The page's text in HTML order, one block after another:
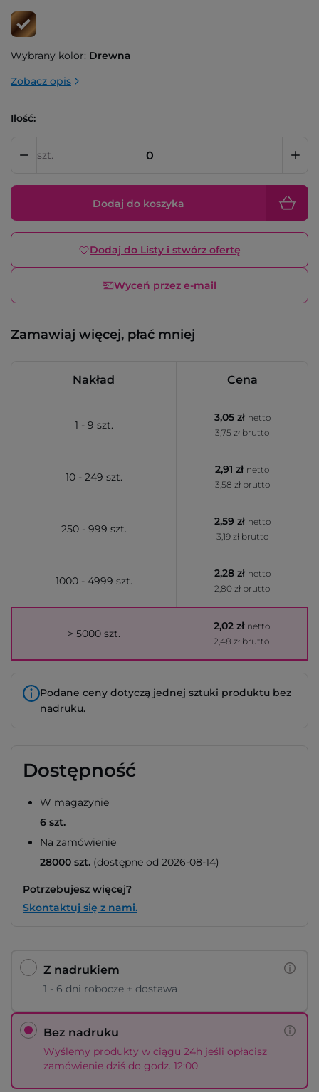
Wybrany kolor: Drewna
Zobacz opis
Ilość:
szt.
Dodaj do koszyka
Dodaj do Listy i stwórz ofertę
Wyceń przez e-mail
Zamawiaj więcej, płać mniej
Nakład Cena
1 - 9 szt.
3,05 zł netto
3,75 zł brutto
10 - 249 szt.
2,91 zł netto
3,58 zł brutto
250 - 999 szt.
2,59 zł netto
3,19 zł brutto
1000 - 4999 szt.
2,28 zł netto
2,80 zł brutto
> 5000 szt.
2,02 zł netto
2,48 zł brutto
Podane ceny dotyczą jednej sztuki produktu bez
nadruku.
Dostępność
W magazynie
6 szt.
Na zamówienie
28000 szt. (dostępne od 2026-08-14)
Potrzebujesz więcej?
Skontaktuj się z nami.
Z nadrukiem
1 - 6 dni robocze + dostawa
Bez nadruku
Wyślemy produkty w ciągu 24h jeśli opłacisz
zamówienie dziś do godz. 12:00